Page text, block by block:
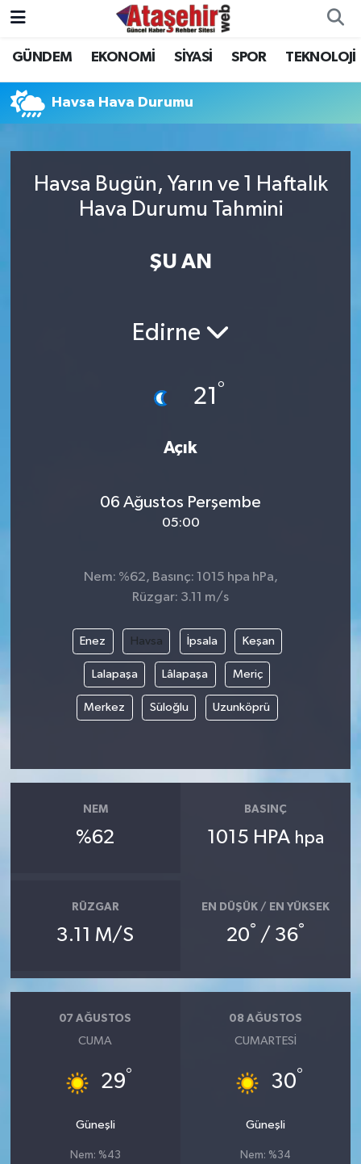
GÜNDEM EKONOMİ SİYASİ SPOR TEKNOLOJİ
Havsa Hava Durumu
Havsa Bugün, Yarın ve 1 Haftalık
Hava Durumu Tahmini
ŞU AN
Edirne
21°
Açık
06 Ağustos Perşembe
05:00
Nem: %62, Basınç: 1015 hpa hPa,
Rüzgar: 3.11 m/s
Enez Havsa İpsala Keşan
Lalapaşa Lâlapaşa Meriç
Merkez Süloğlu Uzunköprü
NEM
%62
BASINÇ
1015 HPA hpa
RÜZGAR
3.11 M/S
EN DÜŞÜK / EN YÜKSEK
20° / 36°
07 AĞUSTOS
CUMA
29°
Güneşli
Nem: %43
08 AĞUSTOS
CUMARTESI
30°
Güneşli
Nem: %34
Hava Durumu
Trafik Durumu
Tüm Manşetler